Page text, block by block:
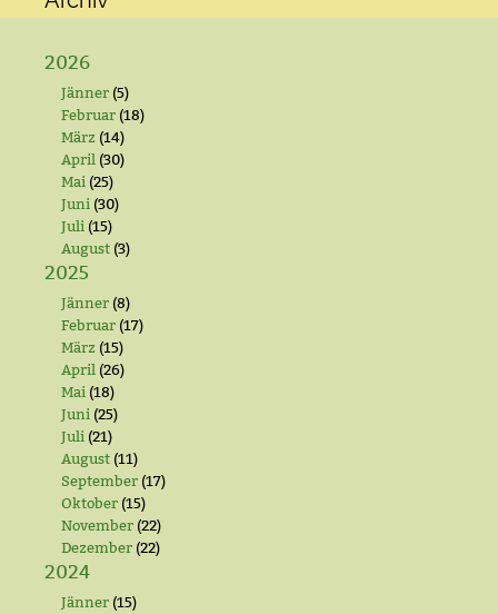
2026
Jänner (5)
Februar (18)
März (14)
April (30)
Mai (25)
Juni (30)
Juli (15)
August (3)
2025
Jänner (8)
Februar (17)
März (15)
April (26)
Mai (18)
Juni (25)
Juli (21)
August (11)
September (17)
Oktober (15)
November (22)
Dezember (22)
2024
Jänner (15)